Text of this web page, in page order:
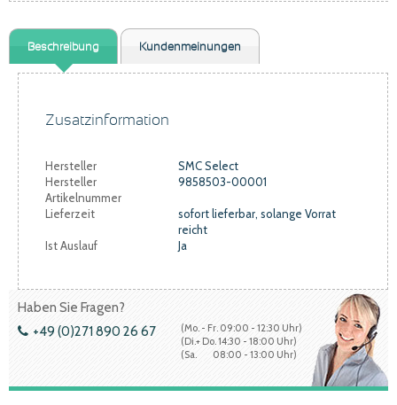
Beschreibung Kundenmeinungen
Zusatzinformation
Hersteller
SMC Select
Hersteller
Artikelnummer
9858503-00001
Lieferzeit
sofort lieferbar, solange Vorrat
reicht
Ist Auslauf
Ja
Haben Sie Fragen?
+49 (0)271 890 26 67
(Mo. - Fr. 09:00 - 12:30 Uhr)
(Di.+ Do. 14:30 - 18:00 Uhr)
(Sa. 08:00 - 13:00 Uhr)